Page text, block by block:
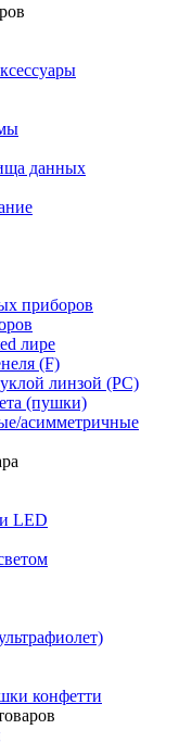
данных
приборов
лире
(F)
линзой (PC)
(пушки)
асимметричные
LED
конфетти